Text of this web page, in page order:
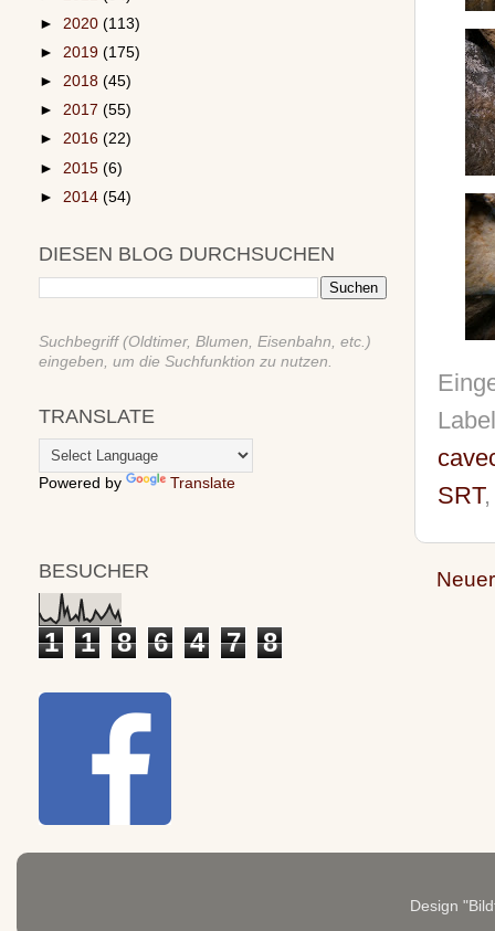
SRT
► 2020 (113)
► 2019 (175)
► 2018 (45)
► 2017 (55)
► 2016 (22)
► 2015 (6)
► 2014 (54)
DIESEN BLOG DURCHSUCHEN
Suchbegriff (Oldtimer, Blumen, Eisenbahn, etc.)
eingeben, um die Suchfunktion zu nutzen.
TRANSLATE
Powered by Translate
BESUCHER
1 1 8 6 4 7 8
Design